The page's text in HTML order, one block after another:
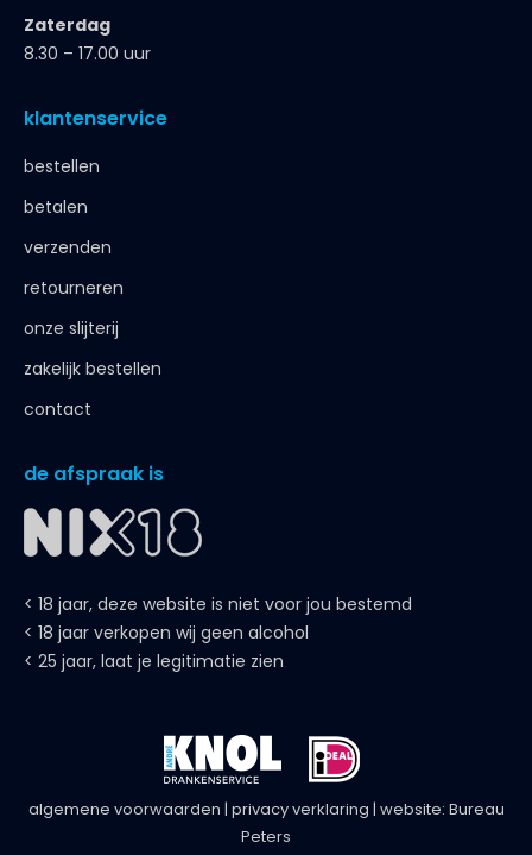
Zaterdag
8.30 – 17.00 uur
klantenservice
bestellen
betalen
verzenden
retourneren
onze slijterij
zakelijk bestellen
contact
de afspraak is
< 18 jaar, deze website is niet voor jou bestemd
< 18 jaar verkopen wij geen alcohol
< 25 jaar, laat je legitimatie zien
algemene voorwaarden | privacy verklaring | website: Bureau
Peters